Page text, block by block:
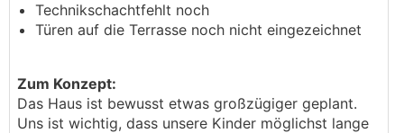
Technikschachtfehlt noch
Türen auf die Terrasse noch nicht eingezeichnet
Zum Konzept:
Das Haus ist bewusst etwas großzügiger geplant.
Uns ist wichtig, dass unsere Kinder möglichst lange